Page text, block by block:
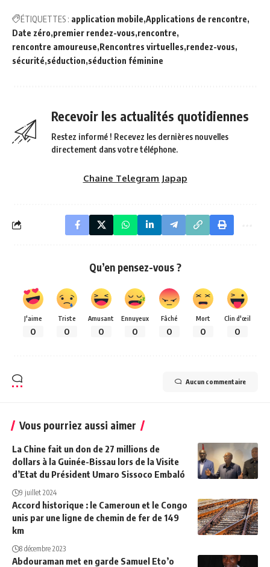
ÉTIQUETTES : application mobile Applications de rencontre
Date zéro premier rendez-vous rencontre
rencontre amoureuse Rencontres virtuelles rendez-vous
sécurité séduction séduction féminine
Recevoir les actualités quotidiennes
Restez informé ! Recevez les dernières nouvelles
directement dans votre téléphone.
Chaine Telegram Japap
Qu’en pensez-vous ?
J'aime
0
Triste
0
Amusant
0
Ennuyeux
0
Fâché
0
Mort
0
Clin d'œil
0
Aucun commentaire
Vous pourriez aussi aimer
La Chine fait un don de 27 millions de
dollars à la Guinée-Bissau lors de la Visite
d’Etat du Président Umaro Sissoco Embaló
9 juillet 2024
Accord historique : le Cameroun et le Congo
unis par une ligne de chemin de fer de 149
km
8 décembre 2023
Abdouraman met en garde Samuel Eto’o